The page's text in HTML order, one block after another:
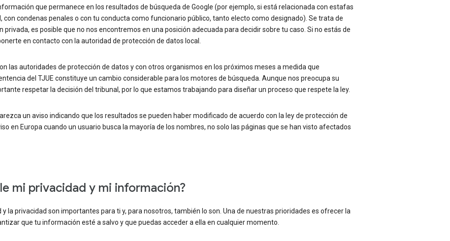
que permanece en los resultados de búsqueda de Google (por ejemplo, si está relacionada con estafas
condenas penales o con tu conducta como funcionario público, tanto electo como designado). Se trata de
es posible que no nos encontremos en una posición adecuada para decidir sobre tu caso. Si no estás de
en contacto con la autoridad de protección de datos local.
las autoridades de protección de datos y con otros organismos en los próximos meses a medida que
del TJUE constituye un cambio considerable para los motores de búsqueda. Aunque nos preocupa su
respetar la decisión del tribunal, por lo que estamos trabajando para diseñar un proceso que respete la ley.
un aviso indicando que los resultados se pueden haber modificado de acuerdo con la ley de protección de
en Europa cuando un usuario busca la mayoría de los nombres, no solo las páginas que se han visto afectados
mi privacidad y mi información?
la privacidad son importantes para ti y, para nosotros, también lo son. Una de nuestras prioridades es ofrecer la
que tu información esté a salvo y que puedas acceder a ella en cualquier momento.